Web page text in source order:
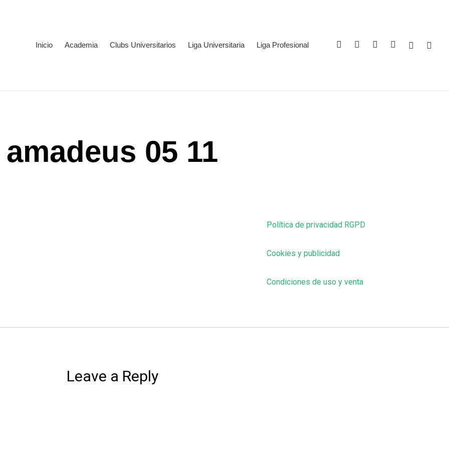
Inicio Academia Clubs Universitarios Liga Universitaria Liga Profesional Twitter LinkedinYoutubeInstagramSpotify Twitch
amadeus 05 11
Política de privacidad RGPD
Cookies y publicidad
Condiciones de uso y venta
Leave a Reply